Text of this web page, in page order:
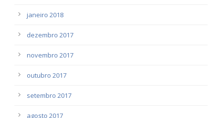
janeiro 2018
dezembro 2017
novembro 2017
outubro 2017
setembro 2017
agosto 2017